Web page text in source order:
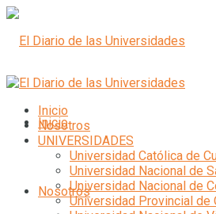
Inicio
Nosotros
Inicio
Nosotros
UNIVERSIDADES
Universidad Católica de
Universidad Nacional de
Universidad Nacional de
Universidad Provincial de